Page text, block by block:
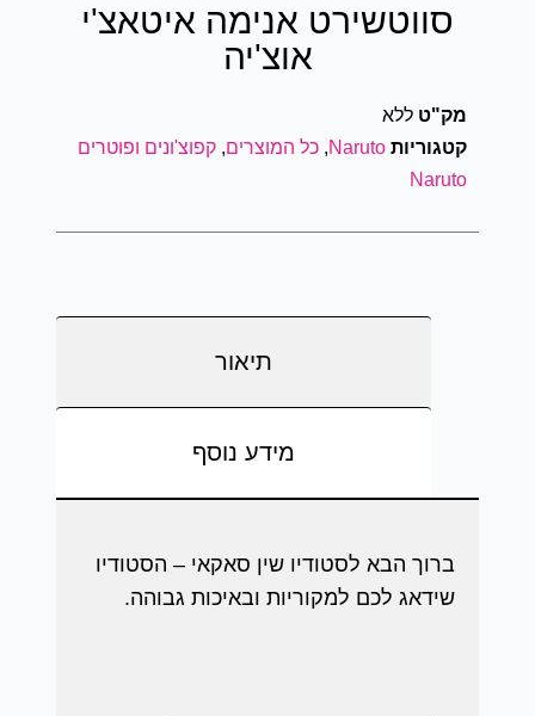
סווטשירט אנימה איטאצ'י
אוצ'יה
מק"ט ללא
קטגוריות Naruto
, כל המוצרים, קפוצ'ונים ופוטרים
Naruto
תיאור
מידע נוסף
ברוך הבא לסטודיו שין סאקאי – הסטודיו
שידאג לכם למקוריות ובאיכות גבוהה.